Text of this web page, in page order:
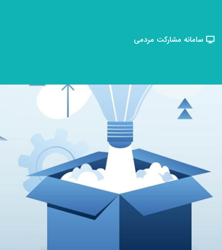
سامانه مشارکت مردمی